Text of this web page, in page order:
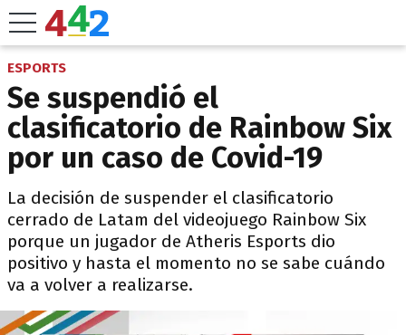
ESPORTS
Se suspendió el
clasificatorio de Rainbow Six
por un caso de Covid-19
La decisión de suspender el clasificatorio
cerrado de Latam del videojuego Rainbow Six
porque un jugador de Atheris Esports dio
positivo y hasta el momento no se sabe cuándo
va a volver a realizarse.